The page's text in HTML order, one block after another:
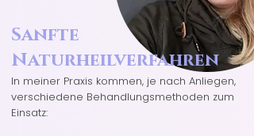
Sanfte
Naturheilverfahren
In meiner Praxis kommen, je nach Anliegen,
verschiedene Behandlungsmethoden zum
Einsatz: